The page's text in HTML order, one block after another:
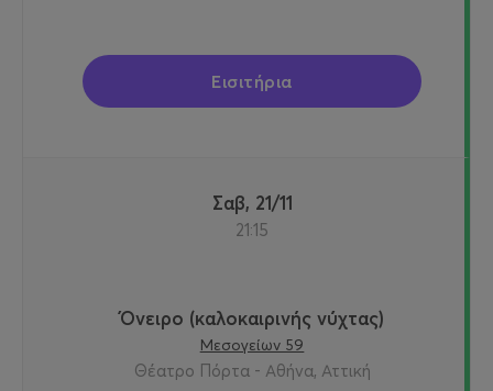
Εισιτήρια
Σαβ, 21/11
21:15
Όνειρο (καλοκαιρινής νύχτας)
Μεσογείων 59
Θέατρο Πόρτα - Αθήνα, Αττική